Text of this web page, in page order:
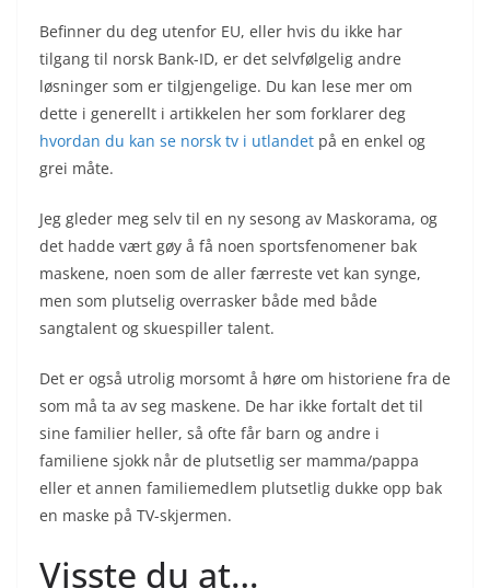
Befinner du deg utenfor EU, eller hvis du ikke har
tilgang til norsk Bank-ID, er det selvfølgelig andre
løsninger som er tilgjengelige. Du kan lese mer om
dette i generellt i artikkelen her som forklarer deg
hvordan du kan se norsk tv i utlandet på en enkel og
grei måte.
Jeg gleder meg selv til en ny sesong av Maskorama, og
det hadde vært gøy å få noen sportsfenomener bak
maskene, noen som de aller færreste vet kan synge,
men som plutselig overrasker både med både
sangtalent og skuespiller talent.
Det er også utrolig morsomt å høre om historiene fra de
som må ta av seg maskene. De har ikke fortalt det til
sine familier heller, så ofte får barn og andre i
familiene sjokk når de plutsetlig ser mamma/pappa
eller et annen familiemedlem plutsetlig dukke opp bak
en maske på TV-skjermen.
Visste du at…